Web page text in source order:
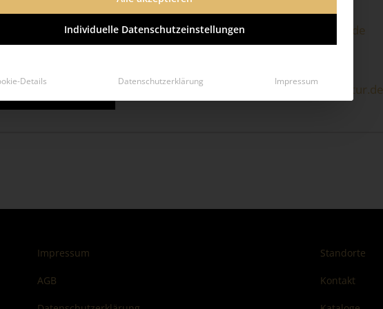
catering-berlin@lindner-esskultur.de
catering-hamburg@lindner-esskultur.de
Impressum
AGB
Standorte
Kontakt
Individuelle Datenschutzeinstellungen
Details Datenschutzerklärung Impressum